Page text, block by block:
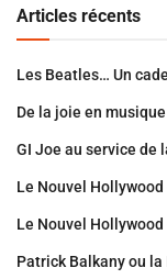
Articles récents
Les Beatles… Un
De la joie en musique
GI Joe au service de
Le Nouvel Hollywood
Le Nouvel Hollywood
Patrick Balkany ou